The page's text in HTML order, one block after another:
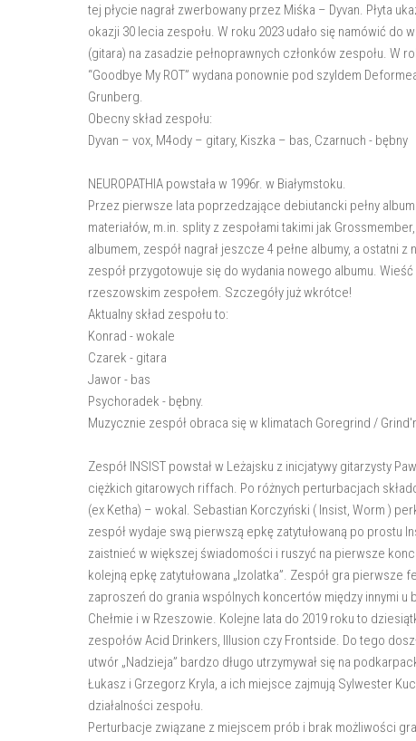
tej płycie nagrał zwerbowany przez Miśka – Dyvan. Płyta
okazji 30 lecia zespołu. W roku 2023 udało się namówić
(gitara) na zasadzie pełnoprawnych członków zespołu. W
“Goodbye My ROT” wydana ponownie pod szyldem
Grunberg.
Obecny skład zespołu:
Dyvan – vox, M4ody – gitary, Kiszka – bas, Czarnuch - bębny
NEUROPATHIA powstała w 1996r. w Białymstoku.
Przez pierwsze lata poprzedzające debiutancki pełny
materiałów, m.in. splity z zespołami takimi jak
albumem, zespół nagrał jeszcze 4 pełne albumy, a ostatni
zespół przygotowuje się do wydania nowego albumu.
rzeszowskim zespołem. Szczegóły już wkrótce!
Aktualny skład zespołu to:
Konrad - wokale
Czarek - gitara
Jawor - bas
Psychoradek - bębny.
Muzycznie zespół obraca się w klimatach Goregrind /
Zespół INSIST powstał w Leżajsku z inicjatywy gitarzysty
ciężkich gitarowych riffach. Po różnych perturbacjach
(ex Ketha) – wokal. Sebastian Korczyński ( Insist, Worm )
zespół wydaje swą pierwszą epkę zatytułowaną po prostu
zaistnieć w większej świadomości i ruszyć na pierwsze
kolejną epkę zatytułowana „Izolatka”. Zespół gra
zaproszeń do grania wspólnych koncertów między innymi u
Chełmie i w Rzeszowie. Kolejne lata do 2019 roku to
zespołów Acid Drinkers, Illusion czy Frontside. Do tego
utwór „Nadzieja” bardzo długo utrzymywał się na
Łukasz i Grzegorz Kryla, a ich miejsce zajmują Sylwester
działalności zespołu.
Perturbacje związane z miejscem prób i brak możliwości